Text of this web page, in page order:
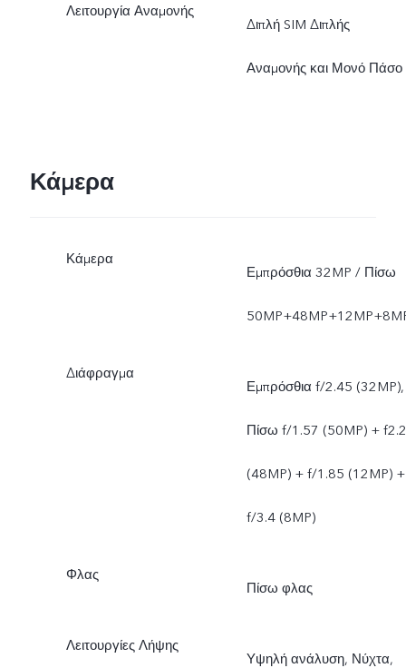
διαθεσιμότητα του
παρόχου, στην υποστήριξη
Λειτουργία Αναμονής
Διπλή SIM Διπλής
Αναμονής και Μονό Πάσο
Κάμερα
Κάμερα
Εμπρόσθια 32MP / Πίσω
Διάφραγμα
Εμπρόσθια f/2.45 (32MP),
Πίσω f/1.57 (50MP) + f2.2
(48MP) + f/1.85 (12MP) +
f/3.4 (8MP)
Φλας
Πίσω φλας
Λειτουργίες Λήψης
Υψηλή ανάλυση, Νύχτα,